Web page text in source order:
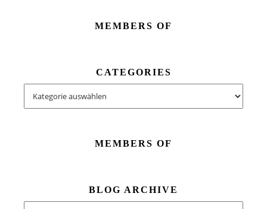
MEMBERS OF
CATEGORIES
MEMBERS OF
BLOG ARCHIVE